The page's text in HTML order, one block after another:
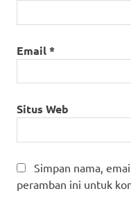
Email*
Situs Web
Simpan nama,
peramban ini untuk